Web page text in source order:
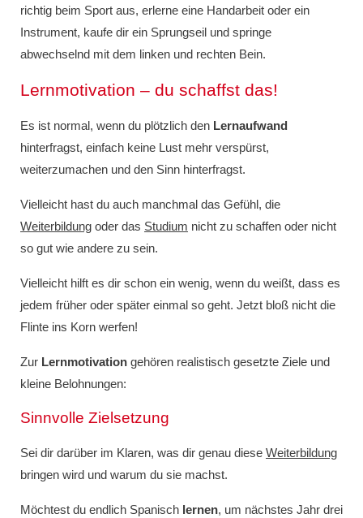
richtig beim Sport aus, erlerne eine Handarbeit oder ein
Instrument, kaufe dir ein Sprungseil und springe
abwechselnd mit dem linken und rechten Bein.
Lernmotivation – du schaffst das!
Es ist normal, wenn du plötzlich den Lernaufwand
hinterfragst, einfach keine Lust mehr verspürst,
weiterzumachen und den Sinn hinterfragst.
Vielleicht hast du auch manchmal das Gefühl, die
Weiterbildung oder das Studium nicht zu schaffen oder nicht
so gut wie andere zu sein.
Vielleicht hilft es dir schon ein wenig, wenn du weißt, dass es
jedem früher oder später einmal so geht. Jetzt bloß nicht die
Flinte ins Korn werfen!
Zur Lernmotivation gehören realistisch gesetzte Ziele und
kleine Belohnungen:
Sinnvolle Zielsetzung
Sei dir darüber im Klaren, was dir genau diese Weiterbildung
bringen wird und warum du sie machst.
Möchtest du endlich Spanisch lernen, um nächstes Jahr drei